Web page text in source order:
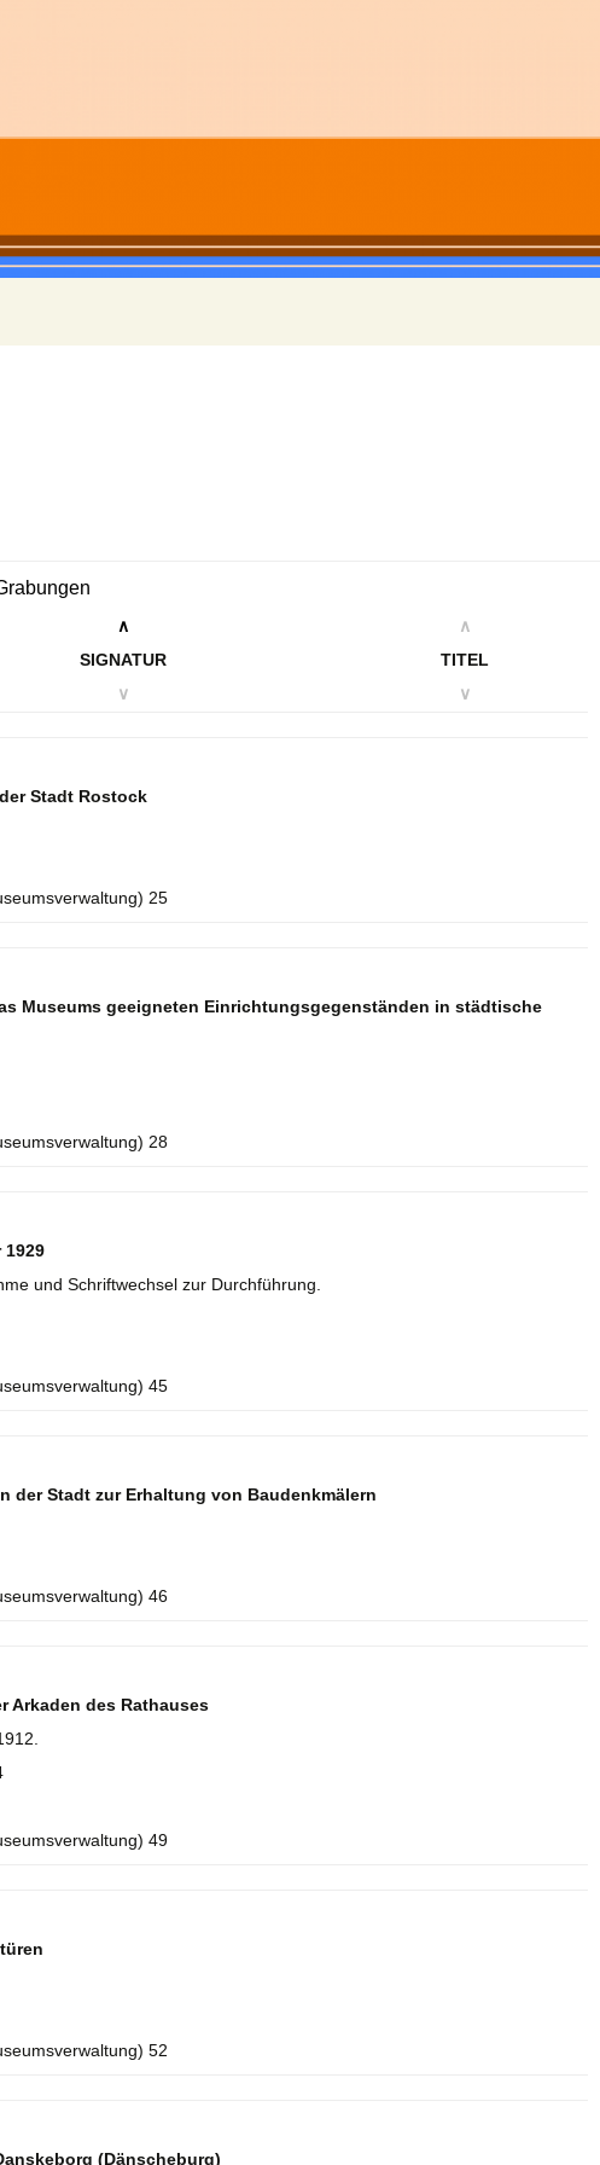
∧
SIGNATUR
∨
∧
TITEL
∨
Stadt Rostock
25
Museums geeigneten Einrichtungsgegenständen in städtische
28
1929
und Schriftwechsel zur Durchführung.
45
der Stadt zur Erhaltung von Baudenkmälern
46
Arkaden des Rathauses
49
52
(Dänscheburg)